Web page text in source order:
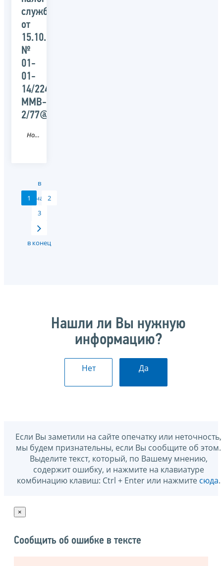
службы
от
15.10.2015
№
01-
01-
14/22440/
ММВ-23-
2/77@
Новость
в
начало
1
2
3
в конец
Нашли ли Вы нужную
информацию?
Нет Да
Если Вы заметили на сайте опечатку или неточность,
мы будем признательны, если Вы сообщите об этом.
Выделите текст, который, по Вашему мнению,
содержит ошибку, и нажмите на клавиатуре
комбинацию клавиш: Ctrl + Enter или нажмите сюда.
×
Сообщить об ошибке в тексте